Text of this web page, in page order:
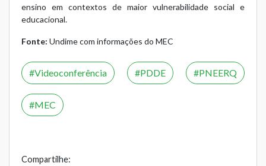
ensino em contextos de maior vulnerabilidade social e
educacional.
Fonte: Undime com informações do MEC
Videoconferência PDDE PNEERQ
MEC
Compartilhe: